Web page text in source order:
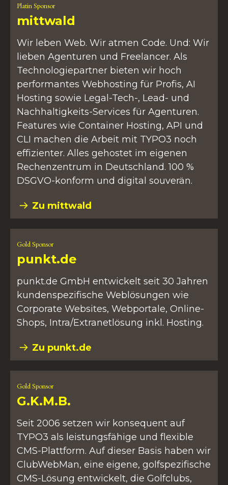
Platin Sponsor
mittwald
Wir leben Web. Wir atmen Code. Und: Wir
lieben Agenturen und Freelancer. Als
Technologiepartner bieten wir hoch
performantes Webhosting für Profis, AI
Hosting sowie Legal-Tech-, Lead- und
Nachhaltigkeits-Services für Agenturen.
Features wie Container Hosting, API und
CLI machen die Arbeit mit TYPO3 noch
effizienter. Alles gehostet im eigenen
Rechenzentrum in Deutschland. 100 %
DSGVO-konform und digital souverän.
Zu mittwald
Gold Sponsor
punkt.de
punkt.de GmbH entwickelt seit 30 Jahren
kundenspezifische Weblösungen wie
Corporate Websites, Webportale, Online-
Shops, Intra/Extranetlösung inkl. Hosting.
Zu punkt.de
Gold Sponsor
G.K.M.B.
Seit 2006 setzen wir konsequent auf
TYPO3 als leistungsfähige und flexible
CMS-Plattform. Auf dieser Basis haben wir
ClubWebMan, eine eigene, golfspezifische
CMS-Lösung entwickelt, die Golfclubs,